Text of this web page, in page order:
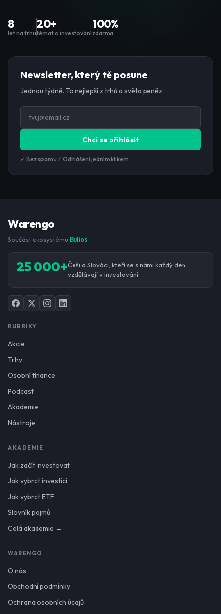
8
let na trhu
20+
témat o investování
100%
zdarma
Newsletter, který tě posune
Jednou týdně. To nejlepší z trhů a světa peněz.
Chci se přihlásit
✓ Bez spamu ✓ Odhlášení jedním klikem
Warengo
Součást ekosystému Bulios
25 000+Češi a Slováci, kteří se s námi každý den
vzdělávají v investování.
RUBRIKY
Akcie
Trhy
Osobní finance
Podcast
Akademie
Nástroje
AKADEMIE
Jak začít investovat
Jak vybrat investici
Jak vybrat ETF
Slovník pojmů
Celá akademie →
WARENGO
O nás
Obchodní podmínky
Ochrana osobních údajů